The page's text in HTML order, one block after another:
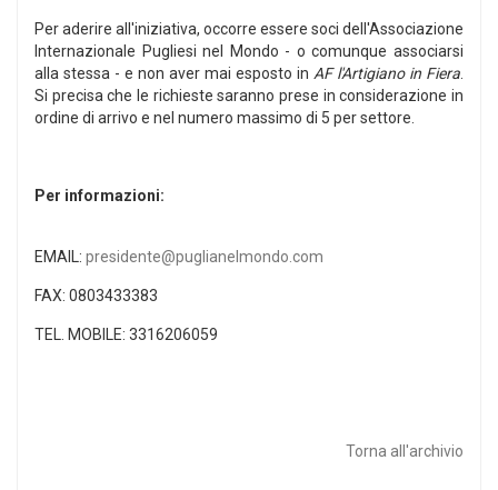
Per aderire all'iniziativa, occorre essere soci dell'Associazione
Internazionale Pugliesi nel Mondo - o comunque associarsi
alla stessa - e non aver mai esposto in AF l'Artigiano in Fiera
Si precisa che le richieste saranno prese in considerazione in
ordine di arrivo e nel numero massimo di 5 per settore.
Per informazioni:
EMAIL: presidente@puglianelmondo.com
FAX: 0803433383
TEL. MOBILE: 3316206059
Torna all'archivio